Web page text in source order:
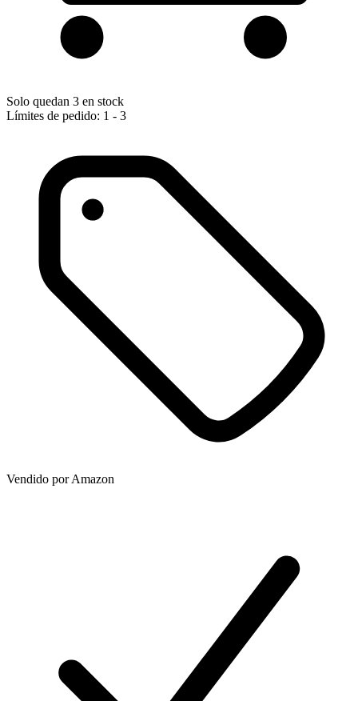
Solo quedan 3 en stock
Límites de pedido: 1 - 3
Vendido porAmazon